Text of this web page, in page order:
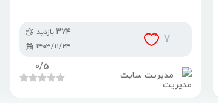
7
374 بازدید
۱۴۰۳/۱۱/۲۴
مدیریت سایت
0/5